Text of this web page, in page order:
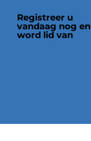
Registreer u
vandaag nog en
word lid van